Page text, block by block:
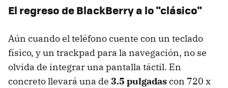
El regreso de BlackBerry a lo "clásico"
Aún cuando el teléfono cuente con un teclado
físico, y un trackpad para la navegación, no se
olvida de integrar una pantalla táctil. En
concreto llevará una de 3.5 pulgadascon 720 x